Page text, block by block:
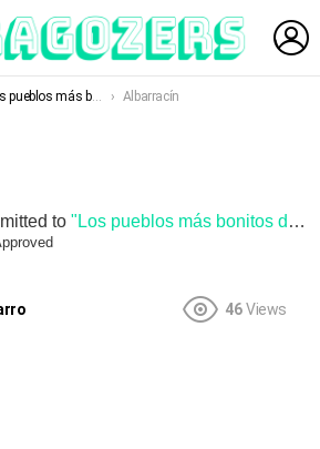
más bonitos de España en Teruel Albarracín
to"Los pueblos más bonitos de España en Teruel"
46 Views